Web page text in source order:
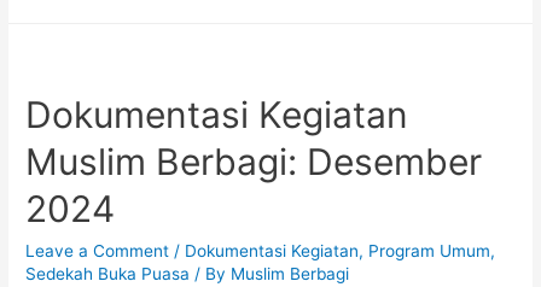
Dokumentasi Kegiatan
Muslim Berbagi: Desember
2024
Leave a Comment / Dokumentasi Kegiatan, Program Umum,
Sedekah Buka Puasa / By Muslim Berbagi